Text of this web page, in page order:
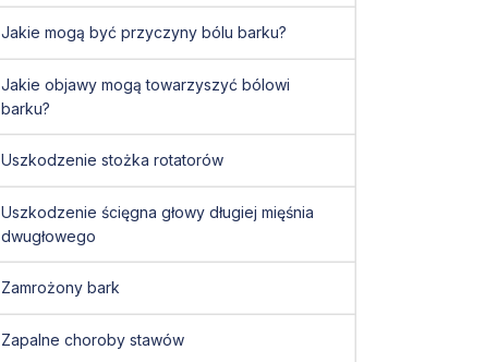
Jakie mogą być przyczyny bólu barku?
Jakie objawy mogą towarzyszyć bólowi
barku?
Uszkodzenie stożka rotatorów
Uszkodzenie ścięgna głowy długiej mięśnia
dwugłowego
Zamrożony bark
Zapalne choroby stawów